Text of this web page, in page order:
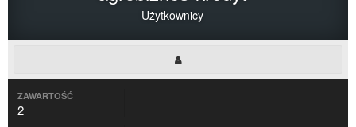
Użytkownicy
ZAWARTOŚĆ
2